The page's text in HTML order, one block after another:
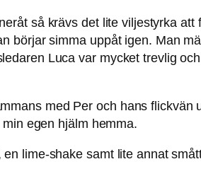
så krävs det lite viljestyrka
börjar simma uppåt igen. Man
Luca var mycket trevlig
med Per och hans
egen hjälm hemma.
lime-shake samt lite annat